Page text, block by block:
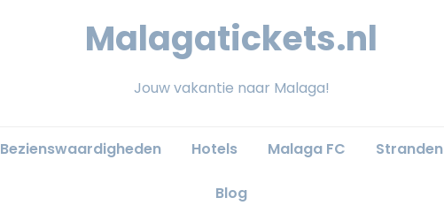
Malagatickets.nl
Jouw vakantie naar Malaga!
Bezienswaardigheden Hotels Malaga FC Stranden
Blog